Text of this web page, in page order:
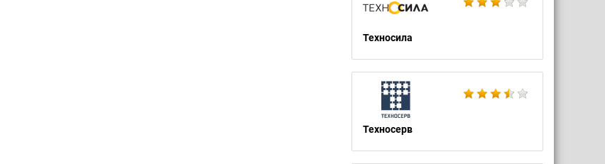
Техносила
Техносерв